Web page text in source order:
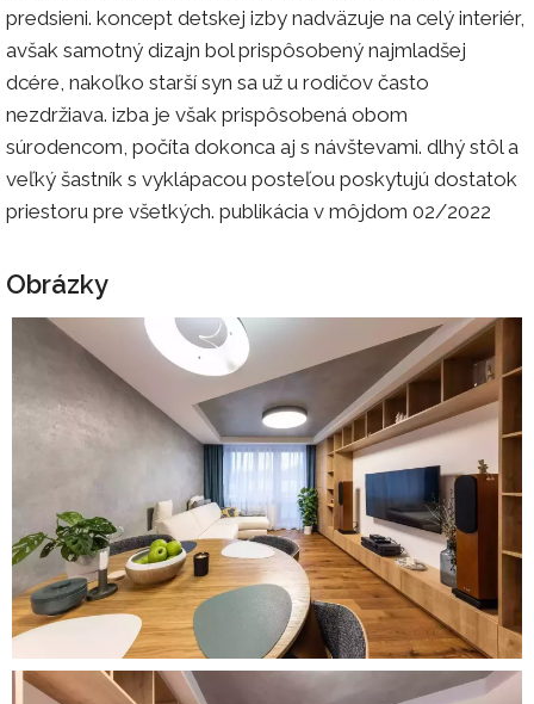
predsieni. koncept detskej izby nadväzuje na celý interiér,
avšak samotný dizajn bol prispôsobený najmladšej
dcére, nakoľko starší syn sa už u rodičov často
nezdržiava. izba je však prispôsobená obom
súrodencom, počíta dokonca aj s návštevami. dlhý stôl a
veľký šastník s vyklápacou posteľou poskytujú dostatok
priestoru pre všetkých. publikácia v môjdom 02/2022
Obrázky